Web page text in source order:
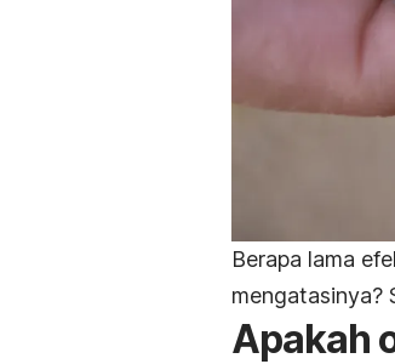
Berapa lama
mengatasinya?
Apakah